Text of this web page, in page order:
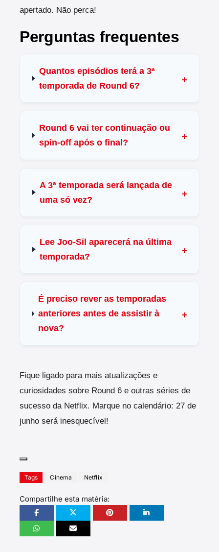
apertado. Não perca!
Perguntas frequentes
Quantos episódios terá a 3ª
temporada de Round 6?
Round 6 vai ter continuação ou
spin-off após o final?
A 3ª temporada será lançada de
uma só vez?
Lee Joo-Sil aparecerá na última
temporada?
É preciso rever as temporadas
anteriores antes de assistir à
nova?
Fique ligado para mais atualizações e
curiosidades sobre Round 6 e outras séries de
sucesso da Netflix. Marque no calendário: 27 de
junho será inesquecível!
Tags Cinema Netflix
Compartilhe esta matéria: